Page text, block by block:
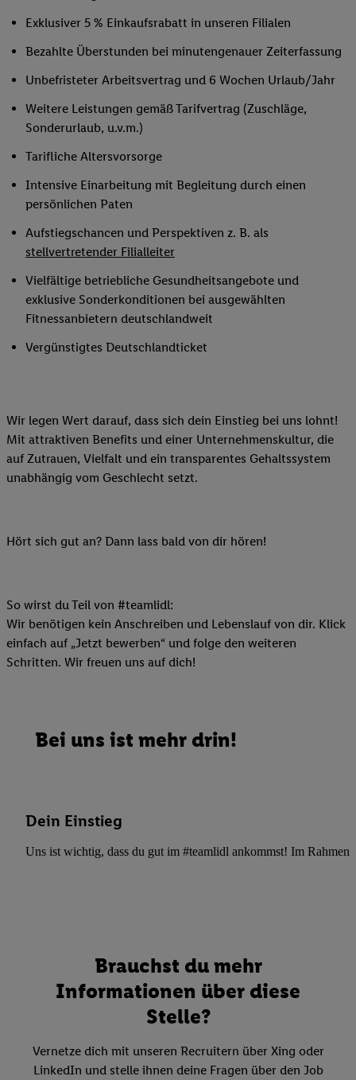
Exklusiver 5 % Einkaufsrabatt in unseren Filialen
Bezahlte Überstunden bei minutengenauer Zeiterfassung
Unbefristeter Arbeitsvertrag und 6 Wochen Urlaub/Jahr
Weitere Leistungen gemäß Tarifvertrag (Zuschläge,
Sonderurlaub, u.v.m.)
Tarifliche Altersvorsorge
Intensive Einarbeitung mit Begleitung durch einen
persönlichen Paten
Aufstiegschancen und Perspektiven z. B. als
stellvertretender Filialleiter
Vielfältige betriebliche Gesundheitsangebote und
exklusive Sonderkonditionen bei ausgewählten
Fitnessanbietern deutschlandweit
Vergünstigtes Deutschlandticket
Wir legen Wert darauf, dass sich dein Einstieg bei uns lohnt!
Mit attraktiven Benefits und einer Unternehmenskultur, die
auf Zutrauen, Vielfalt und ein transparentes Gehaltssystem
unabhängig vom Geschlecht setzt.
Hört sich gut an? Dann lass bald von dir hören!
So wirst du Teil von #teamlidl:
Wir benötigen kein Anschreiben und Lebenslauf von dir. Klick
einfach auf „Jetzt bewerben“ und folge den weiteren
Schritten. Wir freuen uns auf dich!
Bei uns ist mehr drin!
Dein Einstieg
Uns ist wichtig, dass du gut im #teamlidl ankommst! Im Rahmen
Brauchst du mehr
Informationen über diese
Stelle?
Vernetze dich mit unseren Recruitern über Xing oder
LinkedIn und stelle ihnen deine Fragen über den Job